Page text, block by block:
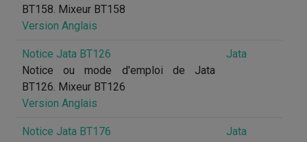
BT158. Mixeur BT158
Version Anglais
Notice Jata BT126
Notice ou mode d'emploi de Jata
BT126. Mixeur BT126
Version Anglais
Jata
Notice Jata BT176
Jata